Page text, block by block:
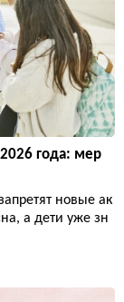
года: мер
новые ак
а дети уже зн